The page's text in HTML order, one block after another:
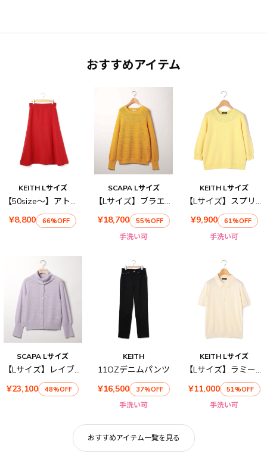
おすすめアイテム
KEITH Lサイズ
【50size～】アトランティッククロス スカート
¥8,800
66%OFF
SCAPA Lサイズ
【Lサイズ】ブラエクホールニット
¥18,700
55%OFF
手洗い可
KEITH Lサイズ
【Lサイズ】スプリングハイゲージニット
¥9,900
61%OFF
手洗い可
SCAPA Lサイズ
【Lサイズ】レイブライトニットカーディガン
¥23,100
48%OFF
KEITH
11OZデニムパンツ
¥16,500
37%OFF
手洗い可
KEITH Lサイズ
【Lサイズ】ラミーレーヨンニット
¥11,000
51%OFF
手洗い可
おすすめアイテム一覧を見る